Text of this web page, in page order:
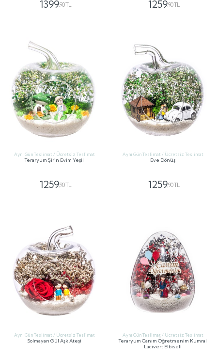
1399,90 TL 1259,90 TL
Aynı Gün Teslimat / Ücretsiz Teslimat
Teraryum Şirin Evim Yeşil
1259,90 TL
Aynı Gün Teslimat / Ücretsiz Teslimat
Eve Dönüş
1259,90 TL
Aynı Gün Teslimat / Ücretsiz Teslimat
Solmayan Gül Aşk Ateşi
Aynı Gün Teslimat / Ücretsiz Teslimat
Teraryum Canım Öğretmenim Kumral
Lacivert Elbiseli